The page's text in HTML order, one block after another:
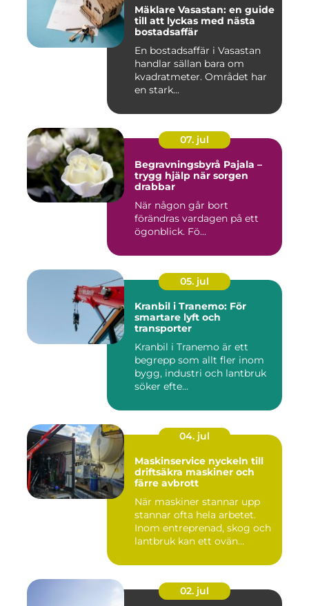
Mäklare Vasastan: en guide
till att lyckas med nästa
bostadsaffär
En bostadsaffär i Vasastan
handlar sällan bara om
kvadratmeter. Området har
en stark...
07. jul
Begravningsbyrå Pajala –
trygg hjälp när sorgen
drabbar
När någon går bort
förändras vardagen på ett
ögonblick. Fö...
05. jul
Kranbil i Tranemo: För
smartare lyft och
transporter
Kranbil i Tranemo är ett
begrepp som allt fler inom
bygg, industri och lantbruk
söker efte...
04. jul
Maskinservice nyckeln till
driftsäkra maskiner och
färre avbrott
När maskiner stannar upp
stannar ofta hela arbetet.
Inom entreprenad, skog och
lantbruk kan ett ovän...
02. jul